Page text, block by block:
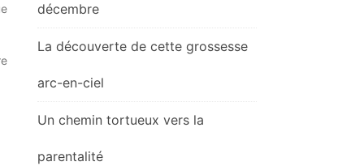
décembre
La découverte de cette grossesse
arc-en-ciel
Un chemin tortueux vers la
parentalité